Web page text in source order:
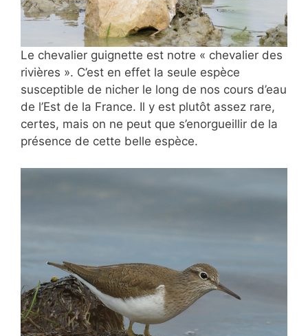
Le chevalier guignette est notre « chevalier des
rivières ». C’est en effet la seule espèce
susceptible de nicher le long de nos cours d’eau
de l’Est de la France. Il y est plutôt assez rare,
certes, mais on ne peut que s’enorgueillir de la
présence de cette belle espèce.